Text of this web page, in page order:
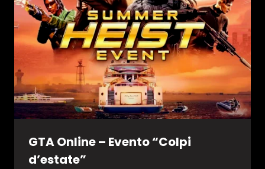
GTA Online – Evento “Colpi
d’estate”